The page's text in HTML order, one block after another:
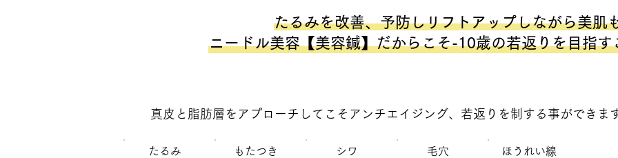
たるみを改善、予防しリフトアップしながら美肌
ニードル美容【美容鍼】だからこそ-10歳の若返りを目指す
真皮と脂肪層をアプローチしてこそアンチエイジング、若返りを制する事ができま
​たるみ もたつき シワ 毛穴 ほうれい線